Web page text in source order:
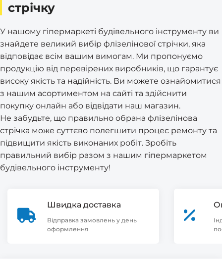
стрічку
У нашому гіпермаркеті будівельного інструменту ви
знайдете великий вибір флізелінової стрічки, яка
відповідає всім вашим вимогам. Ми пропонуємо
продукцію від перевірених виробників, що гарантує
високу якість та надійність. Ви можете ознайомитися
з нашим асортиментом на сайті та здійснити
покупку онлайн або відвідати наш магазин.
Не забудьте, що правильно обрана флізелінова
стрічка може суттєво полегшити процес ремонту та
підвищити якість виконаних робіт. Зробіть
правильний вибір разом з нашим гіпермаркетом
будівельного інструменту!
Швидка доставка
Відправка замовлень у день
оформлення